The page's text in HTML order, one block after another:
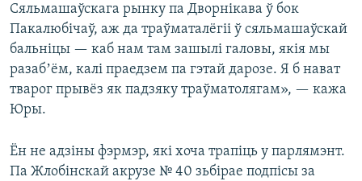
Сяльмашаўскага рынку па Дворнікава ў бок
Пакалюбічаў, аж да траўматалёгіі ў сяльмашаўскай
бальніцы — каб нам там зашылі галовы, якія мы
разабʼём, калі праедзем па гэтай дарозе. Я б нават
тварог прывёз як падзяку траўматолягам», — кажа
Юры.
Ён не адзіны фэрмэр, які хоча трапіць у парлямэнт.
Па Жлобінскай акрузе № 40 зьбірае подпісы за